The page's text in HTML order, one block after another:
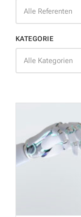
Alle Referenten
KATEGORIE
Alle Kategorien